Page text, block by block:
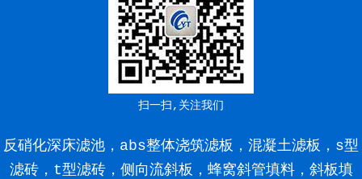
扫一扫,关注我们
反硝化深床滤池，abs整体浇筑滤板，混凝土滤板，s型
滤砖，t型滤砖，侧向流斜板，蜂窝斜管填料，斜板填